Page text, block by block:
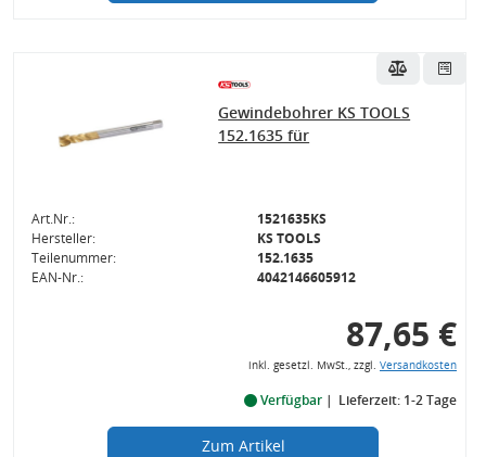
Gewindebohrer KS TOOLS
152.1635 für
Art.Nr.:
1521635KS
Hersteller:
KS TOOLS
Teilenummer:
152.1635
EAN-Nr.:
4042146605912
87,65 €
inkl. gesetzl. MwSt., zzgl. Versandkosten
Verfügbar Lieferzeit: 1-2 Tage
Zum Artikel